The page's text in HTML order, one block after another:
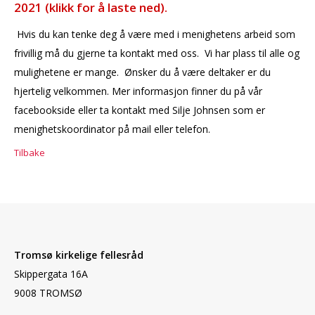
2021 (klikk for å laste ned).
Hvis du kan tenke deg å være med i menighetens arbeid som
frivillig må du gjerne ta kontakt med oss. Vi har plass til alle og
mulighetene er mange. Ønsker du å være deltaker er du
hjertelig velkommen. Mer informasjon finner du på vår
facebookside eller ta kontakt med Silje Johnsen som er
menighetskoordinator på mail eller telefon.
Tilbake
Tromsø kirkelige fellesråd
Skippergata 16A
9008 TROMSØ